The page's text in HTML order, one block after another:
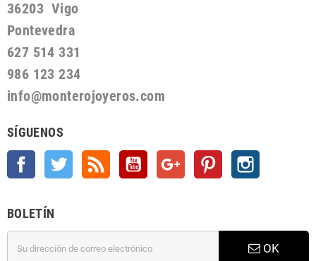
36203 Vigo
Pontevedra
627 514 331
986 123 234
info@monterojoyeros.com
SÍGUENOS
Facebook Twitter YouTube Google + Pinterest
BOLETÍN
OK